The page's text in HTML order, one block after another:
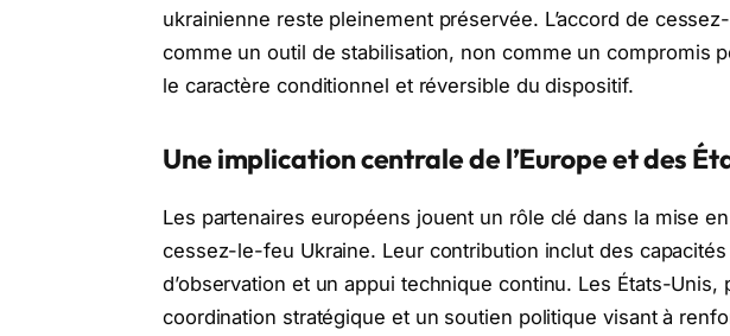
ukrainienne reste pleinement préservée. L’accord de
comme un outil de stabilisation, non comme un compromis
le caractère conditionnel et réversible du dispositif.
Une implication centrale de l’Europe et des
Les partenaires européens jouent un rôle clé dans la mise
cessez-le-feu Ukraine. Leur contribution inclut des
d’observation et un appui technique continu. Les États-
coordination stratégique et un soutien politique visant à